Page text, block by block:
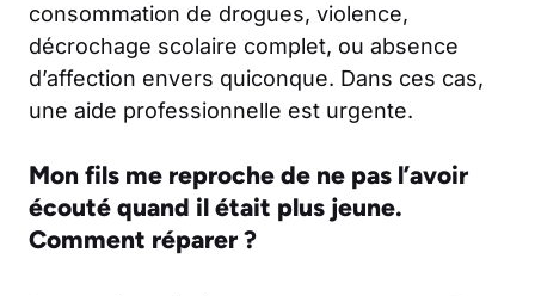
consommation de drogues, violence,
décrochage scolaire complet, ou absence
d’affection envers quiconque. Dans ces cas,
une aide professionnelle est urgente.
Mon fils me reproche de ne pas l’avoir
écouté quand il était plus jeune.
Comment réparer ?